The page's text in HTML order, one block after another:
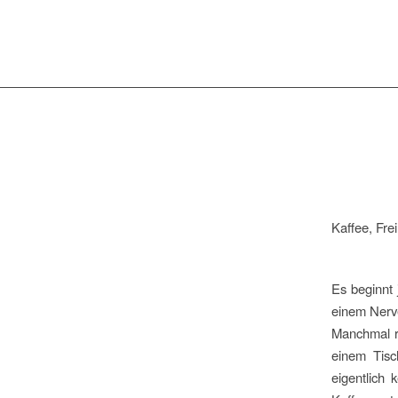
Kaffee,
Es
einem
Manchmal
einem
eigentlich